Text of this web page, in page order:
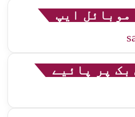
موبائل ایپ
بک پر پائیے